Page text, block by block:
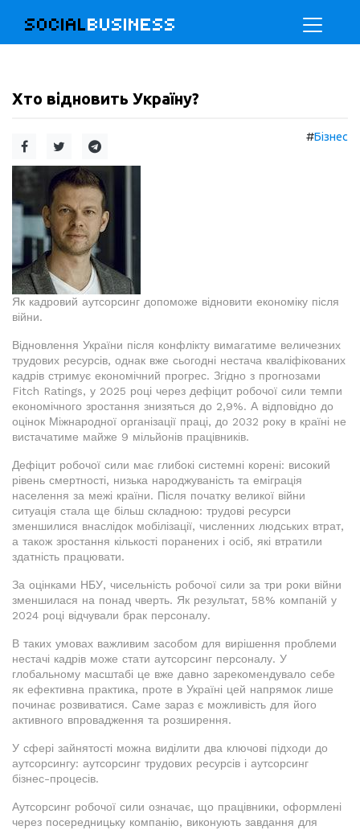
SOCIALBUSINESS
Хто відновить Україну?
#Бізнес
Як кадровий аутсорсинг допоможе відновити економіку після
війни.
Відновлення України після конфлікту вимагатиме величезних
трудових ресурсів, однак вже сьогодні нестача кваліфікованих
кадрів стримує економічний прогрес. Згідно з прогнозами
Fitch Ratings, у 2025 році через дефіцит робочої сили темпи
економічного зростання знизяться до 2,9%. А відповідно до
оцінок Міжнародної організації праці, до 2032 року в країні не
вистачатиме майже 9 мільйонів працівників.
Дефіцит робочої сили має глибокі системні корені: високий
рівень смертності, низька народжуваність та еміграція
населення за межі країни. Після початку великої війни
ситуація стала ще більш складною: трудові ресурси
зменшилися внаслідок мобілізації, численних людських втрат,
а також зростання кількості поранених і осіб, які втратили
здатність працювати.
За оцінками НБУ, чисельність робочої сили за три роки війни
зменшилася на понад чверть. Як результат, 58% компаній у
2024 році відчували брак персоналу.
В таких умовах важливим засобом для вирішення проблеми
нестачі кадрів може стати аутсорсинг персоналу. У
глобальному масштабі це вже давно зарекомендувало себе
як ефективна практика, проте в Україні цей напрямок лише
починає розвиватися. Саме зараз є можливість для його
активного впровадження та розширення.
У сфері зайнятості можна виділити два ключові підходи до
аутсорсингу: аутсорсинг трудових ресурсів і аутсорсинг
бізнес-процесів.
Аутсорсинг робочої сили означає, що працівники, оформлені
через посередницьку компанію, виконують завдання для